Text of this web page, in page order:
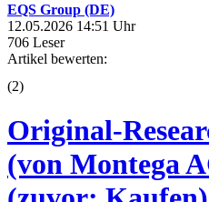
EQS Group (DE)
12.05.2026 14:51 Uhr
706 Leser
Artikel bewerten:
(2)
Original-
(von Montega